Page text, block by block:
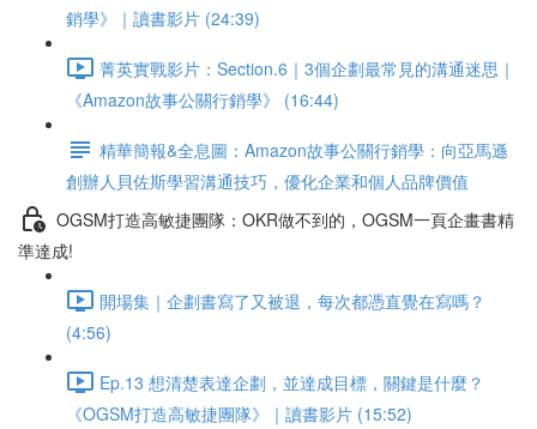
銷學》｜讀書影片 (24:39)
菁英實戰影片：Section.6｜3個企劃最常見的溝通迷思｜
《Amazon故事公關行銷學》 (16:44)
精華簡報&全息圖：Amazon故事公關行銷學：向亞馬遜
創辦人貝佐斯學習溝通技巧，優化企業和個人品牌價值
OGSM打造高敏捷團隊：OKR做不到的，OGSM一頁企畫書精
準達成!
開場集｜企劃書寫了又被退，每次都憑直覺在寫嗎？
(4:56)
Ep.13 想清楚表達企劃，並達成目標，關鍵是什麼？
《OGSM打造高敏捷團隊》｜讀書影片 (15:52)